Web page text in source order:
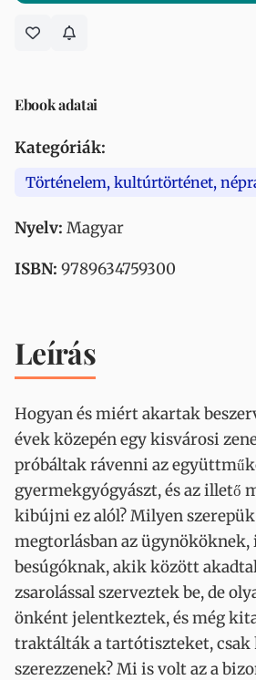
Ebook adatai
Kategóriák:
Történelem, kultúrtörténet,
Nyelv: Magyar
ISBN: 9789634759300
Leírás
Hogyan és miért akartak
évek közepén egy kisvárosi
próbáltak rávenni az
gyermekgyógyászt, és az illető
kibújni ez alól? Milyen
megtorlásban az
besúgóknak, akik között
zsarolással szerveztek be, de
önként jelentkeztek, és még
traktálták a tartótiszteket, csak
szerezzenek? Mi is volt az a